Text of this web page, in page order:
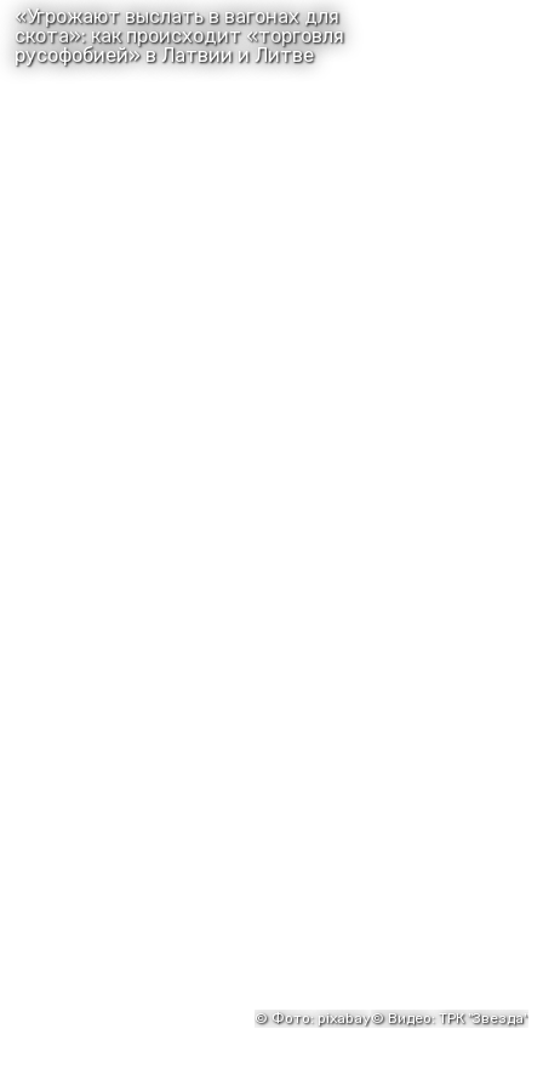
«Угрожают выслать в вагонах для
скота»: как происходит «торговля
русофобией» в Латвии и Литве
© Фото: pixabay© Видео: ТРК "Звезда"